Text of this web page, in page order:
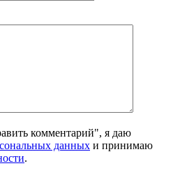
комментарий", я даю
данных и принимаю
.